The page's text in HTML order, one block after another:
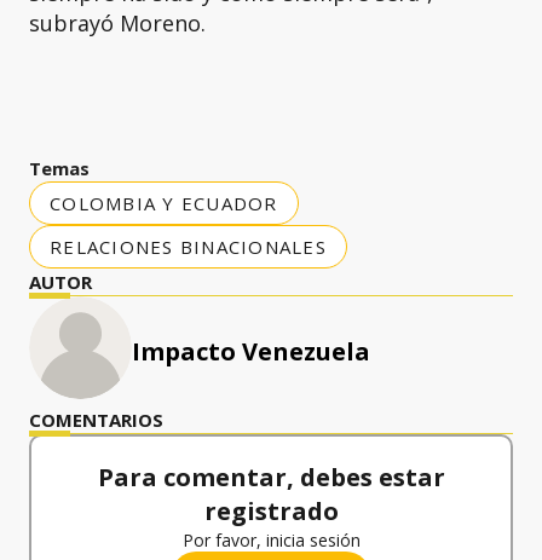
subrayó Moreno.
Temas
COLOMBIA Y ECUADOR
RELACIONES BINACIONALES
AUTOR
Impacto Venezuela
COMENTARIOS
Para comentar, debes estar
registrado
Por favor, inicia sesión